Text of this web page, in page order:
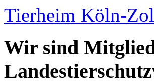
Tierheim Köln-
Wir sind